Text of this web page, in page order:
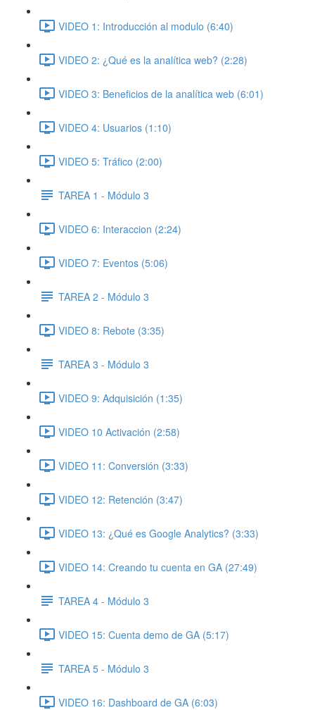
VIDEO 1: Introducción al modulo (6:40)
VIDEO 2: ¿Qué es la analítica web? (2:28)
VIDEO 3: Beneficios de la analítica web (6:01)
VIDEO 4: Usuarios (1:10)
VIDEO 5: Tráfico (2:00)
TAREA 1 - Módulo 3
VIDEO 6: Interaccion (2:24)
VIDEO 7: Eventos (5:06)
TAREA 2 - Módulo 3
VIDEO 8: Rebote (3:35)
TAREA 3 - Módulo 3
VIDEO 9: Adquisición (1:35)
VIDEO 10 Activación (2:58)
VIDEO 11: Conversión (3:33)
VIDEO 12: Retención (3:47)
VIDEO 13: ¿Qué es Google Analytics? (3:33)
VIDEO 14: Creando tu cuenta en GA (27:49)
TAREA 4 - Módulo 3
VIDEO 15: Cuenta demo de GA (5:17)
TAREA 5 - Módulo 3
VIDEO 16: Dashboard de GA (6:03)